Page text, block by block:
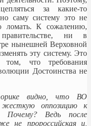
за какие-то
саму систему это не
ломать. К сожалению,
ни в
нынешней Верховной
эту систему. Это
что требования
Достоинства не
видно, что ВО
жесткую оппозицию к
Почему? Ведь после
не пророссийская и,